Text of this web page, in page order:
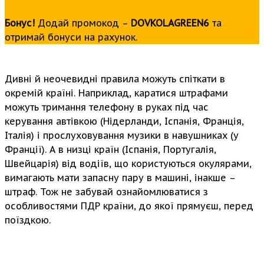
Бонус! Додай промокод – DOVKOLAGREEN6 та
отримай бонуси на рахунок.
Дивні й неочевидні правила можуть спіткати в
окремій країні. Наприклад, каратися штрафами
можуть тримання телефону в руках під час
керування автівкою (Нідерланди, Іспанія, Франція,
Італія) і прослуховування музики в навушниках (у
Франції). А в низці країн (Іспанія, Португалія,
Швейцарія) від водіїв, що користуються окулярами,
вимагають мати запасну пару в машині, інакше –
штраф. Тож не забувай ознайомлюватися з
особливостями ПДР країни, до якої прямуєш, перед
поїздкою.